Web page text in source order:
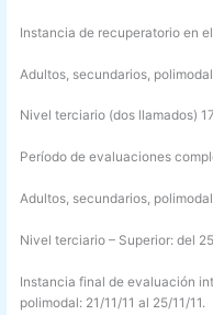
Instancia de recuperatorio en
Adultos, secundarios,
Nivel terciario (dos llamados)
Período de evaluaciones
Adultos, secundarios,
Nivel terciario – Superior: del
Instancia final de evaluación
polimodal: 21/11/11 al 25/11/11.